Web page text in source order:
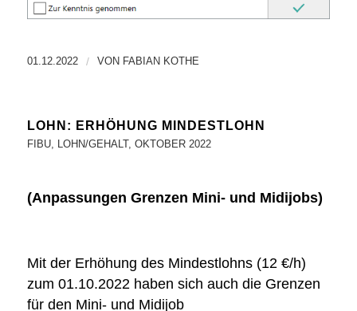
01.12.2022 / VON FABIAN KOTHE
LOHN: ERHÖHUNG MINDESTLOHN
FIBU, LOHN/GEHALT, OKTOBER 2022
(Anpassungen Grenzen Mini- und Midijobs)
Mit der Erhöhung des Mindestlohns (12 €/h)
zum 01.10.2022 haben sich auch die Grenzen
für den Mini- und Midijob